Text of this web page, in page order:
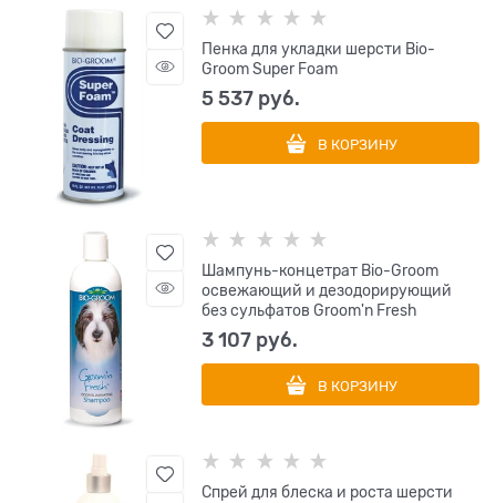
Пенка для укладки шерсти Bio-
Groom Super Foam
5 537 руб.
В КОРЗИНУ
Шампунь-концетрат Bio-Groom
освежающий и дезодорирующий
без сульфатов Groom'n Fresh
3 107 руб.
В КОРЗИНУ
Cпрей для блеска и роста шерсти